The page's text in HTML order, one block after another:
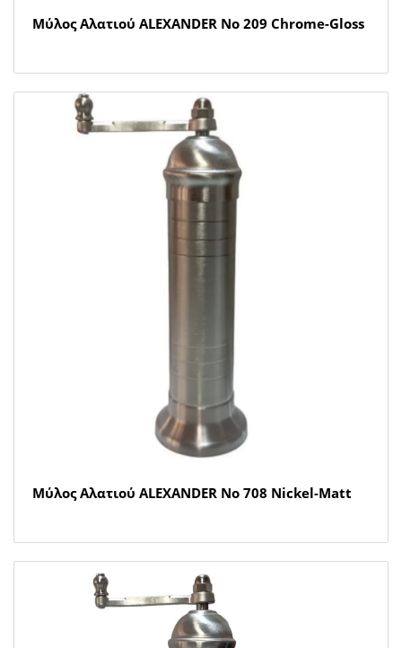
Μύλος Αλατιού ALEXANDER Νο 209 Chrome-Gloss
Μύλος Αλατιού ALEXANDER Νο 708 Nickel-Matt